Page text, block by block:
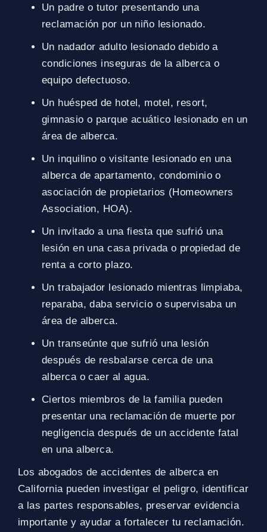
Un padre o tutor presentando una
reclamación por un niño lesionado.
Un nadador adulto lesionado debido a
condiciones inseguras de la alberca o
equipo defectuoso.
Un huésped de hotel, motel, resort,
gimnasio o parque acuático lesionado en un
área de alberca.
Un inquilino o visitante lesionado en una
alberca de apartamento, condominio o
asociación de propietarios (Homeowners
Association, HOA).
Un invitado a una fiesta que sufrió una
lesión en una casa privada o propiedad de
renta a corto plazo.
Un trabajador lesionado mientras limpiaba,
reparaba, daba servicio o supervisaba un
área de alberca.
Un transeúnte que sufrió una lesión
después de resbalarse cerca de una
alberca o caer al agua.
Ciertos miembros de la familia pueden
presentar una reclamación de muerte por
negligencia después de un accidente fatal
en una alberca.
Los abogados de accidentes de alberca en
California pueden investigar el peligro, identificar
a las partes responsables, preservar evidencia
importante y ayudar a fortalecer tu reclamación.